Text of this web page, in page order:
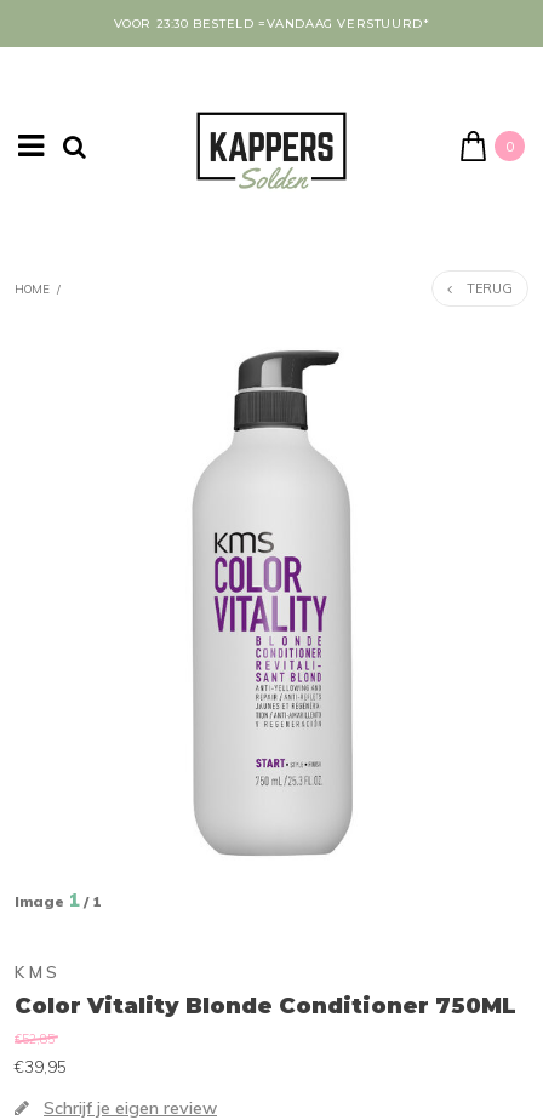
VOOR 23:30 BESTELD =VANDAAG VERSTUURD*
0
HOME / TERUG
Image 1 / 1
KMS
Color Vitality Blonde Conditioner 750ML
€52,85
€39,95
Schrijf je eigen review